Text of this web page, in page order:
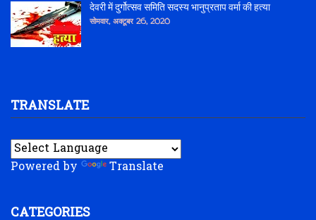
देवरी में दुर्गोत्सव समिति सदस्य भानुप्रताप वर्मा की हत्या
सोमवार, अक्टूबर 26, 2020
TRANSLATE
Powered by Translate
CATEGORIES